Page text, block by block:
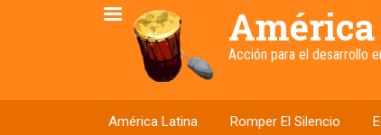
Acción para el desarrollo
América Latina Romper El Silencio